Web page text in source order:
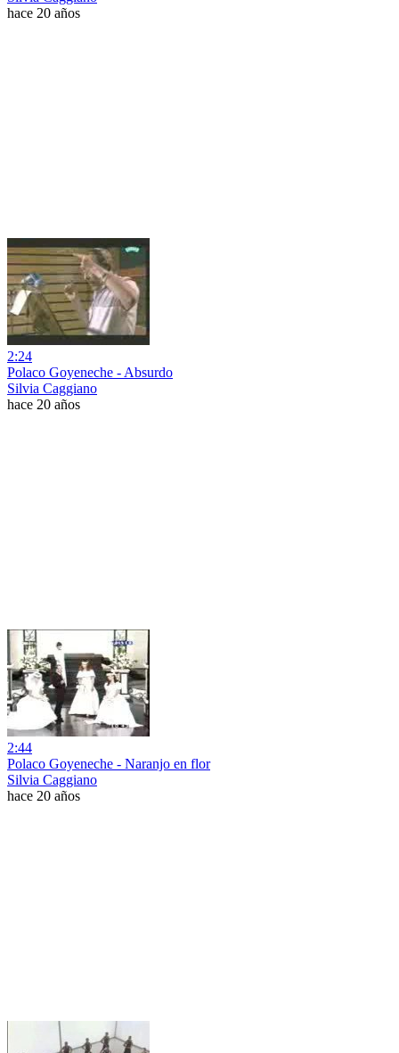
hace 20 años
2:24
Polaco Goyeneche - Absurdo
Silvia Caggiano
hace 20 años
2:44
Polaco Goyeneche - Naranjo en flor
Silvia Caggiano
hace 20 años